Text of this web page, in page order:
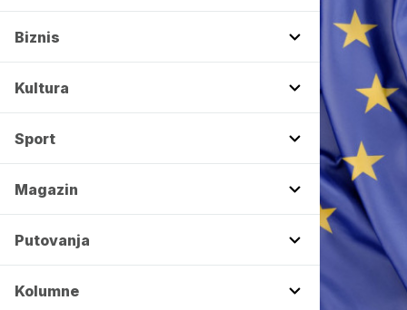
Biznis
Kultura
Sport
Magazin
Putovanja
Kolumne